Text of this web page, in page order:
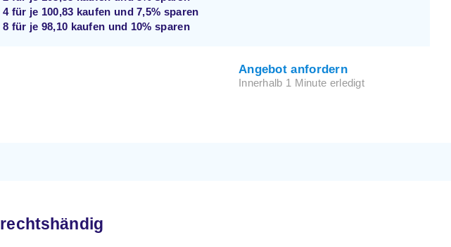
4 für je 100,83 kaufen und7,5% sparen
8 für je 98,10 kaufen und 10% sparen
Angebot anfordern
Innerhalb 1 Minute erledigt